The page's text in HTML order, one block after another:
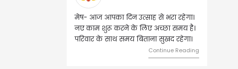
मेष- आज आपका दिन उत्साह से भरा रहेगा।
नए काम शुरू करने के लिए अच्छा समय है।
परिवार के साथ समय बिताना सुखद रहेगा।
Continue Reading